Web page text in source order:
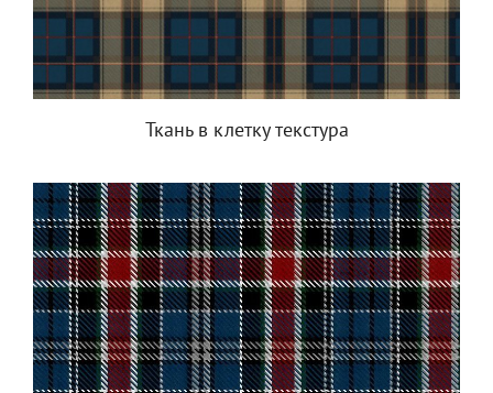
Ткань в клетку текстура